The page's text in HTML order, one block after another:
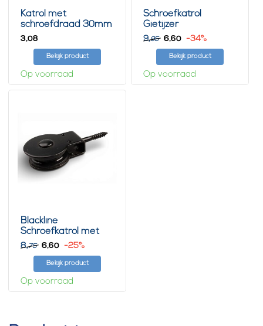
Katrol met
schroefdraad 30mm
3,08
Bekijk product
Op voorraad
Schroefkatrol
Gietijzer
9,95 6,60 -34%
Bekijk product
Op voorraad
Blackline
Schroefkatrol met
polyamide wiel zwart
8,75 6,60 -25%
Bekijk product
Op voorraad